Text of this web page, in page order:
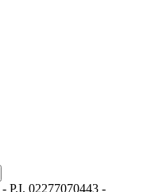
- P.I. 02277070443 -